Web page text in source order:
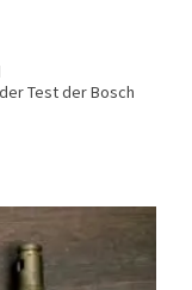
Test der Bosch